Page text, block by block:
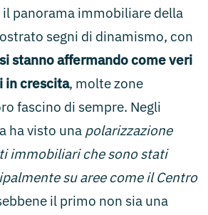
panorama immobiliare della
segni di dinamismo, con
stanno affermando come veri
in crescita, molte zone
fascino di sempre. Negli
ha visto una polarizzazione
immobiliari che sono stati
su aree come il Centro
il primo non sia una